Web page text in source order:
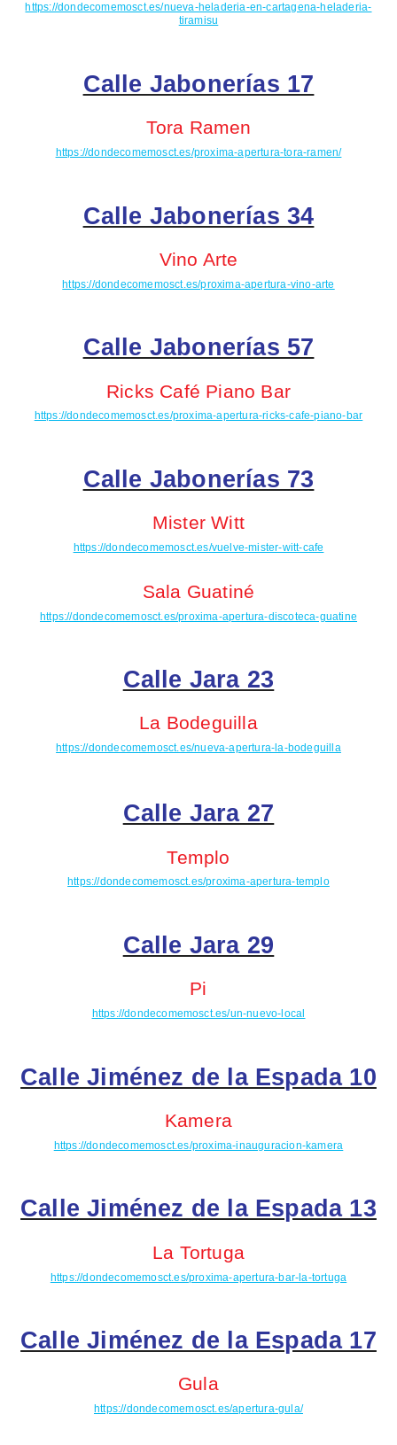
https://dondecomemosct.es/nueva-heladeria-en-cartagena-heladeria-
tiramisu
Calle Jabonerías 17
Tora Ramen
https://dondecomemosct.es/proxima-apertura-tora-ramen/
Calle Jabonerías 34
Vino Arte
https://dondecomemosct.es/proxima-apertura-vino-arte
Calle Jabonerías 57
Ricks Café Piano Bar
https://dondecomemosct.es/proxima-apertura-ricks-cafe-piano-bar
Calle Jabonerías 73
Mister Witt
https://dondecomemosct.es/vuelve-mister-witt-cafe
Sala Guatiné
https://dondecomemosct.es/proxima-apertura-discoteca-guatine
Calle Jara 23
La Bodeguilla
https://dondecomemosct.es/nueva-apertura-la-bodeguilla
Calle Jara 27
Templo
https://dondecomemosct.es/proxima-apertura-templo
Calle Jara 29
Pi
https://dondecomemosct.es/un-nuevo-local
Calle Jiménez de la Espada 10
Kamera
https://dondecomemosct.es/proxima-inauguracion-kamera
Calle Jiménez de la Espada 13
La Tortuga
https://dondecomemosct.es/proxima-apertura-bar-la-tortuga
Calle Jiménez de la Espada 17
Gula
https://dondecomemosct.es/apertura-gula/